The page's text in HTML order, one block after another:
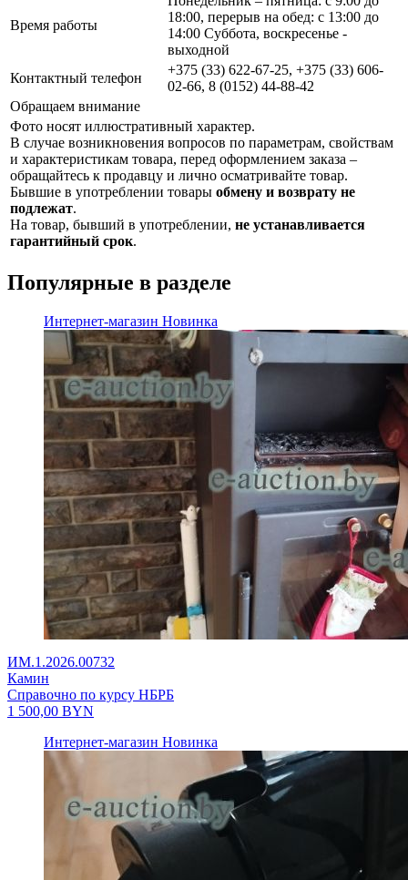
Время работы
18:00, перерыв на обед: с 13:00 до
14:00 Суббота, воскресенье -
выходной
Контактный телефон
+375 (33) 622-67-25, +375 (33) 606-
02-66, 8 (0152) 44-88-42
Обращаем внимание
Фото носят иллюстративный характер.
В случае возникновения вопросов по параметрам, свойствам
и характеристикам товара, перед оформлением заказа –
обращайтесь к продавцу и лично осматривайте товар.
Бывшие в употреблении товары обмену и возврату не
подлежат.
На товар, бывший в употреблении, не устанавливается
гарантийный срок.
Популярные в разделе
Интернет-магазин Новинка
ИМ.1.2026.00732
Камин
Справочно по курсу НБРБ
1 500,00 BYN
Интернет-магазин Новинка